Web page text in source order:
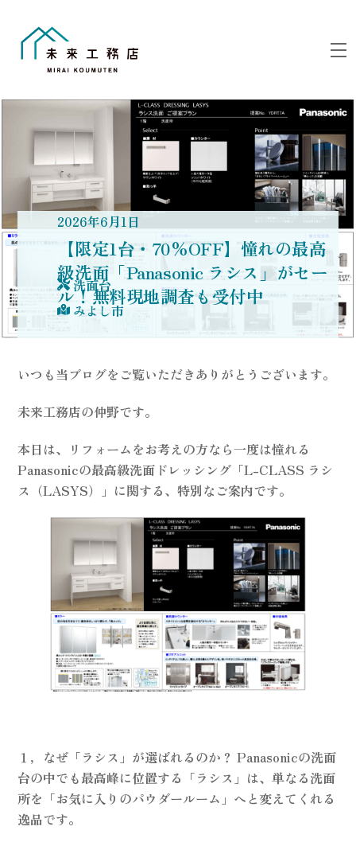
2026年6月1日
【限定1台・70%OFF】憧れの最高
級洗面「Panasonic ラシス」がセー
ル！無料現地調査も受付中
洗面台
みよし市
いつも当ブログをご覧いただきありがとうございます。
未来工務店の仲野です。
本日は、リフォームをお考えの方なら一度は憧れる
Panasonicの最高級洗面ドレッシング「L-CLASS ラシ
ス（LASYS）」に関する、特別なご案内です。
１，なぜ「ラシス」が選ばれるのか？ Panasonicの洗面
台の中でも最高峰に位置する「ラシス」は、単なる洗面
所を「お気に入りのパウダールーム」へと変えてくれる
逸品です。